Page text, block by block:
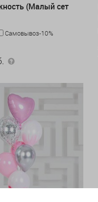
(Малый сет
Самовывоз-10%